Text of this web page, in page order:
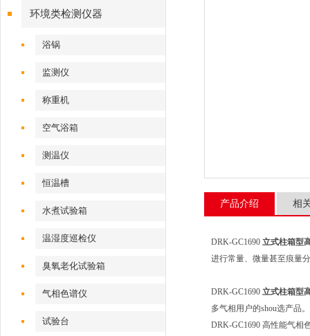
环境类检测仪器
浴锅
监测仪
称重机
空气浴箱
测温仪
恒温槽
水煮试验箱
温湿度巡检仪
臭氧老化试验箱
气相色谱仪
试验台
产品介绍 相
DRK-GC1690 立式柱箱型
进行常量、微量甚至痕量
DRK-GC1690 立式柱箱型
多气相用户的shou选产品
DRK-GC1690 高性能气相